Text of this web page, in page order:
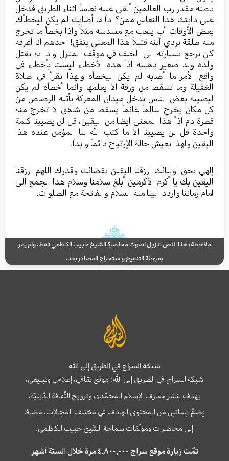
باطنه مقدر رب العالمین ألقی علیه نعاساً اثناء الطریق فدخل
علی دابتك هذا النعاس ممن؟ اذاً ما أصابك لم یکن لیخطأك
بعض الأوقات أب یلعب مع مسدسه مثلاً واذا بخطأ ما تخرج
منه طلقة یردي أبنه قتیلاً هذا المعنی یتفق! احدهم انا أعرفه
کان یرجع بسیارته الی الخلف في موقف المنزل واذا به یقتل
ولده ولد صغیر دهسه اذاً هذه الأخطاء لیست بأخطاء في
واقع الأمر ما أصابه لم یکن لیخطأه ولهذا نقرأ في صلاة
الغفیلة وما تسقط من ورقة الا یعلمها وانما أخطأه لم یکن
لیصیبه بعض الناس یدخل میدان المعرکة یأتيه الرصاص من
کل مکان یخرج سالماً غانماً یسقط من شاهق لا تخرج منه
قطرة دم اذاً هذا المعنی ایضا من الیقین، قل لن یصیبنا کلمة
واحدة قل لن یصیبنا الا ما کتب الله لنا المؤمن عنده هذا
الیقین ولهذا یعیش حالة الإرتیاح دائماً وابداً.
إلهي بحق اولیائك ارزقنا الیقین بقضائك وقدرك اللهم ارزقنا
الیقین بك یا أکرم الأکرمین أبلغ سلامنا وسلام هذا الجمع الی
امام زماننا واردد الینا منه السلام والفاتحة مع الصلوات.
ملاحظة: هذا النص تنزيل لصوت محاضرة الشيخ حبيب الكاظمي فقط، ولم يمر
بمرحلة التنقيح واستخراج المصادر بعد.
شبكة السراج في الطريق إلى الله
شبكة السراج في الطريق إلى الله؛ موقع ثقافي، إعلامي وتبليغي،
يهدف لنشر معارف الإسلام المحمّدي وترويج الثّقافة الدّينيّة،
يضمّ بساتين من المحتوى الهادف في مختلف المجالات، مضافا
إلى محاضرات ومؤلّفات سماحة الشّيخ حبيب الكاظمي.
تمّت زيارة موقع سراج ٤,٨٠٠,٠٠٠ مرة خلال الستة أشهر